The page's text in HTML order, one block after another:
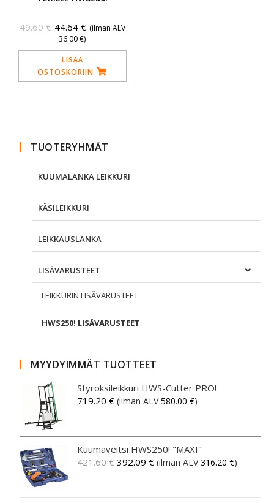
49.60€ 44.64 € (ilman ALV
36.00€)
LISÄÄ
OSTOSKORIIN
TUOTERYHMÄT
KUUMALANKA LEIKKURI
KÄSILEIKKURI
LEIKKAUSLANKA
LISÄVARUSTEET
LEIKKURIN LISÄVARUSTEET
HWS250! LISÄVARUSTEET
MYYDYIMMÄT TUOTTEET
Styroksileikkuri HWS-Cutter PRO!
719.20€ (ilman ALV580.00€)
Kuumaveitsi HWS250! "MAXI"
421.60€ 392.09€ (ilman ALV316.20€)